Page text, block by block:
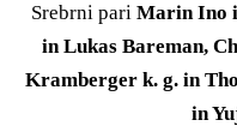
Srebrni pari Marin Ino
in Lukas Bareman,
Kramberger k. g. in
in